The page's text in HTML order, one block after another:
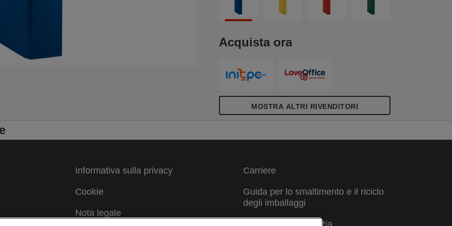
Acquista ora
MOSTRA ALTRI RIVENDITORI
Informativa sulla privacy
Cookie
Nota legale
Carriere
Guida per lo smaltimento e il riciclo
degli imballaggi
Condizioni di garanzia